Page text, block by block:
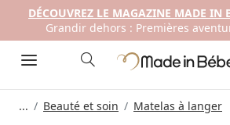
DÉCOUVREZ LE MAGAZINE MADE IN
Grandir dehors : Premières
... Beauté et soin Matelas à langer